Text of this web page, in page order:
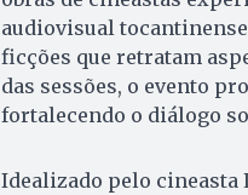
audiovisual
ficções que retratam
das sessões, o evento
fortalecendo o diálogo
Idealizado pelo cineasta